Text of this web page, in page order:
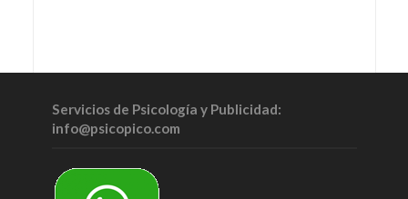
Servicios de Psicología y Publicidad:
info@psicopico.com